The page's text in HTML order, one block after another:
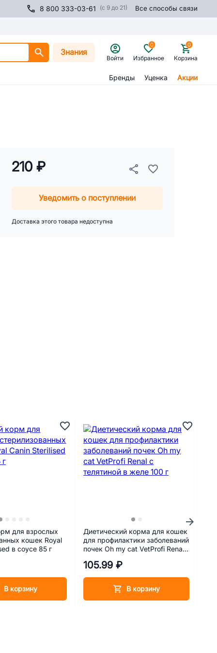
8 800 333-03-61 (с 9 до 21) Все способы связи
Знания
Войти Избранное
0
Корзина
0
Бренды Уценка Акции
210 ₽
Уведомить о поступлении
Доставка этого товара недоступна
для взрослых
кошек Royal
в соусе 85 г
В корзину
Диетический корма для кошек
для профилактики заболеваний
почек Oh my cat VetProfi Renal
105.99 ₽
В корзину